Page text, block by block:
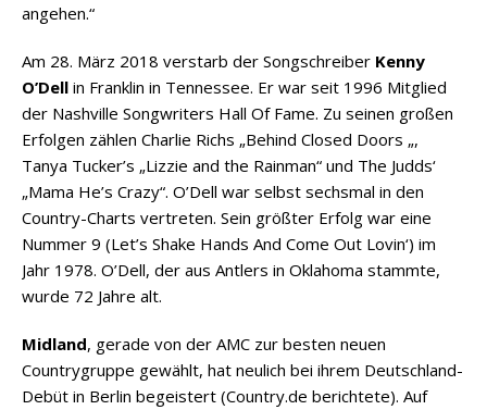
angehen.“
Am 28. März 2018 verstarb der Songschreiber Kenny
O’Dell in Franklin in Tennessee. Er war seit 1996 Mitglied
der Nashville Songwriters Hall Of Fame. Zu seinen großen
Erfolgen zählen Charlie Richs „Behind Closed Doors „,
Tanya Tucker’s „Lizzie and the Rainman“ und The Judds‘
„Mama He’s Crazy“. O’Dell war selbst sechsmal in den
Country-Charts vertreten. Sein größter Erfolg war eine
Nummer 9 (Let’s Shake Hands And Come Out Lovin‘) im
Jahr 1978. O’Dell, der aus Antlers in Oklahoma stammte,
wurde 72 Jahre alt.
Midland, gerade von der AMC zur besten neuen
Countrygruppe gewählt, hat neulich bei ihrem Deutschland-
Debüt in Berlin begeistert (Country.de berichtete). Auf